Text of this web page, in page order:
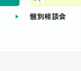
個別相談会